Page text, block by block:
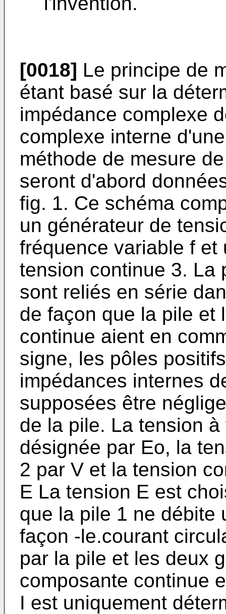
[0018] Le principe de
étant basé sur la
impédance complexe
complexe interne
méthode de mesure
seront d'abord
fig. 1. Ce schéma
un générateur de
fréquence variable f
tension continue 3. La
sont reliés en série
de façon que la pile et
continue aient en
signe, les pôles
impédances internes
supposées être
de la pile. La tension
désignée par Eo, la
2 par V et la tension
E La tension E est
que la pile 1 ne débite
façon -le.courant
par la pile et les deux
composante continue
I est uniquement